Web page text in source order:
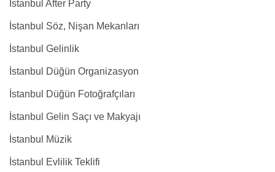
İstanbul After Party
İstanbul Söz, Nişan Mekanları
İstanbul Gelinlik
İstanbul Düğün Organizasyon
İstanbul Düğün Fotoğrafçıları
İstanbul Gelin Saçı ve Makyajı
İstanbul Müzik
İstanbul Evlilik Teklifi